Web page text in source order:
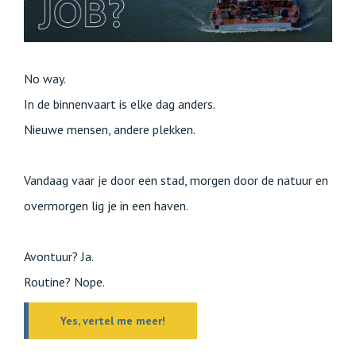
No way.
In de binnenvaart is elke dag anders.
Nieuwe mensen, andere plekken.
Vandaag vaar je door een stad, morgen door de natuur en
overmorgen lig je in een haven.
Avontuur? Ja.
Routine? Nope.
Yes, vertel me meer!